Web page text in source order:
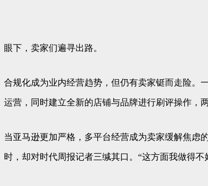
眼下，卖家们遍寻出路。
合规化成为业内经营趋势，但仍有卖家铤而走险。
运营，同时建立全新的店铺与品牌进行刷评操作，
当亚马逊更加严格，多平台经营成为卖家缓解焦虑
时，却对时代周报记者三缄其口。“这方面我做得不